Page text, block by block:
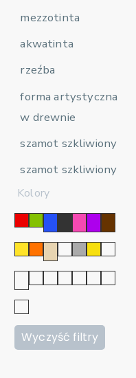
mezzotinta
akwatinta
rzeźba
forma artystyczna
w drewnie
szamot szkliwiony
szamot szkliwiony
Kolory
Wyczyść filtry